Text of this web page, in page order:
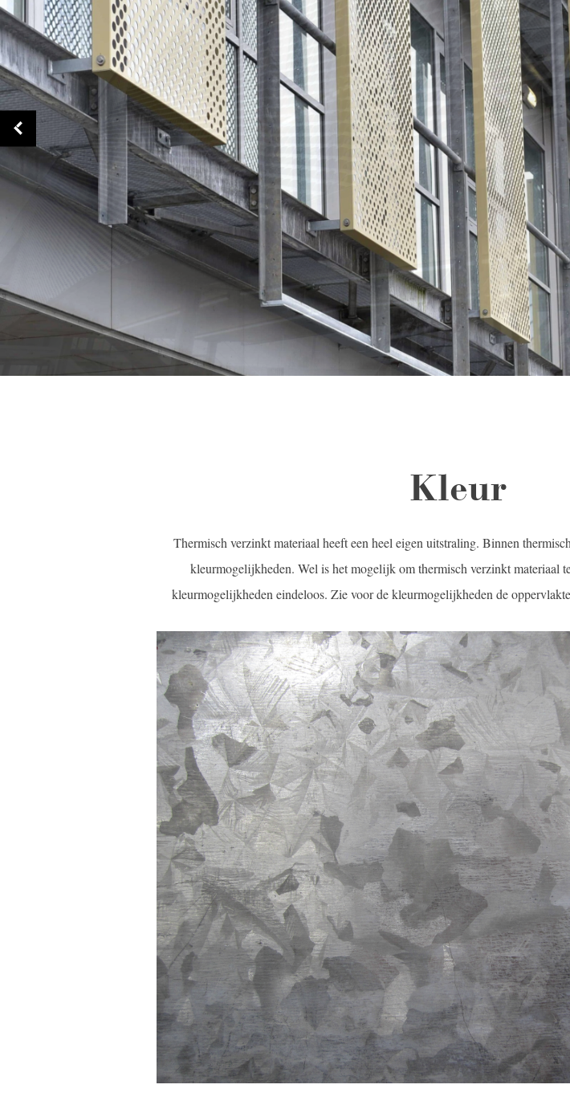
Kleur
Thermisch verzinkt materiaal heeft een heel eigen uitstraling. Binnen
kleurmogelijkheden. Wel is het mogelijk om thermisch verzinkt materiaal
kleurmogelijkheden eindeloos. Zie voor de kleurmogelijkheden de